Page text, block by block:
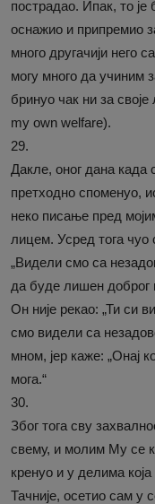
пострадао. Ипак, то је
оснажио и припремио
много другачији него
могу много да учиним
бринуо чак ни за
my own welfare).
29.
Дакле, оног дана када
претходно споменуо,
неко писање пред
лицем. Усред тога чуо
„Видели смо са
да буде лишен доброг
Он није рекао: „Ти си
смо видели са
мном, јер каже: „Онај
мога.“
30.
Због тога сву
свему, и молим Му се
кренуо и у делима
Тачније, осетио сам у